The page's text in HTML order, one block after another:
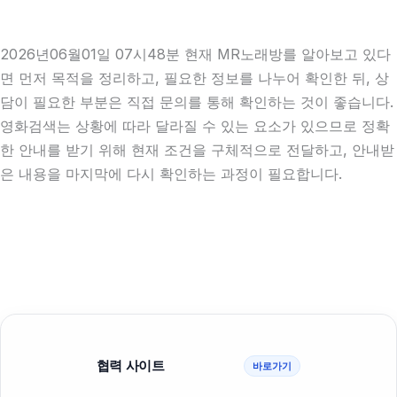
2026년06월01일 07시48분 현재 MR노래방를 알아보고 있다
면 먼저 목적을 정리하고, 필요한 정보를 나누어 확인한 뒤, 상
담이 필요한 부분은 직접 문의를 통해 확인하는 것이 좋습니다.
영화검색는 상황에 따라 달라질 수 있는 요소가 있으므로 정확
한 안내를 받기 위해 현재 조건을 구체적으로 전달하고, 안내받
은 내용을 마지막에 다시 확인하는 과정이 필요합니다.
협력 사이트 바로가기